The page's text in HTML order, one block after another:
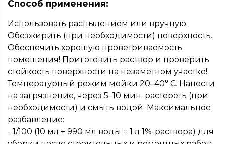
Способ применения:
Использовать распылением или вручную.
Обезжирить (при необходимости) поверхность.
Обеспечить хорошую проветриваемость
помещения! Приготовить раствор и проверить
стойкость поверхности на незаметном участке!
Температурный режим мойки 20–40° С. Нанести
на загрязнение, через 5–10 мин. растереть (при
необходимости) и смыть водой. Максимальное
разбавление:
- 1/100 (10 мл + 990 мл воды = 1 л 1%-раствора) для